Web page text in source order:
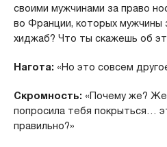
своими мужчинами за право
во Франции, которых мужчины
хиджаб? Что ты скажешь об
Нагота: «Но это совсем
Скромность: «Почему же?
попросила тебя покрыться…
правильно?»